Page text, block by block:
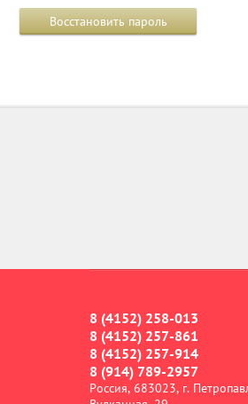
Восстановить пароль
8 (4152) 258-013
8 (4152) 257-861
8 (4152) 257-914
8 (914) 789-2957
Россия, 683023, г.